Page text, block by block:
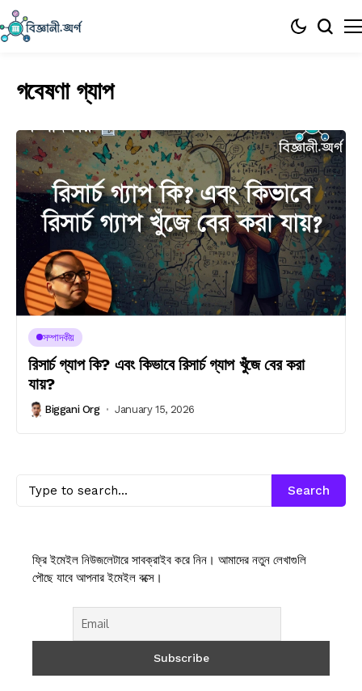
গবেষণা গ্যাপ
সম্পাদকীয়
রিসার্চ গ্যাপ কি? এবং কিভাবে রিসার্চ গ্যাপ খুঁজে বের করা
যায়?
Biggani Org January 15, 2026
Search
ফ্রি ইমেইল নিউজলেটারে সাবক্রাইব করে নিন। আমাদের নতুন লেখাগুলি
পৌছে যাবে আপনার ইমেইল বক্সে।